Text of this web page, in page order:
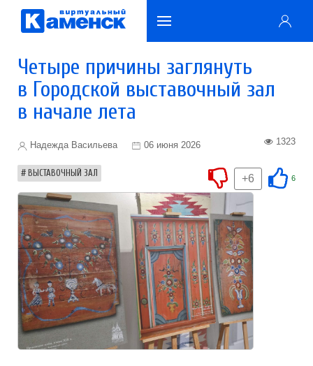
Четыре причины заглянуть
в Городской выставочный зал
в начале лета
Надежда Васильева 06 июня 2026 1323
ВЫСТАВОЧНЫЙ ЗАЛ 6
+6